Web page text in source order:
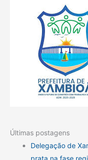
Últimas postagens
Delegação de
prata na fase